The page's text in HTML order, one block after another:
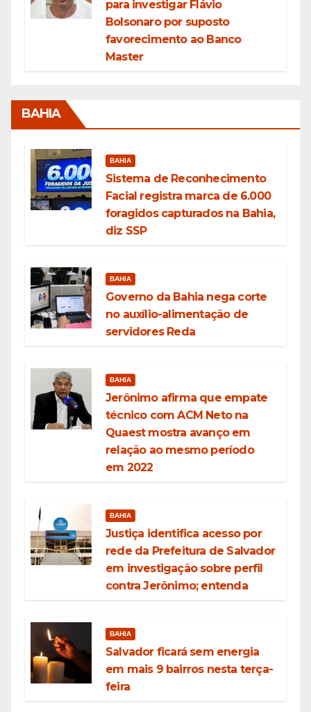
para investigar Flávio
Bolsonaro por suposto
favorecimento ao Banco
Master
BAHIA
BAHIA
Sistema de Reconhecimento
Facial registra marca de 6.000
foragidos capturados na Bahia,
diz SSP
BAHIA
Governo da Bahia nega corte
no auxílio-alimentação de
servidores Reda
BAHIA
Jerônimo afirma que empate
técnico com ACM Neto na
Quaest mostra avanço em
relação ao mesmo período
em 2022
BAHIA
Justiça identifica acesso por
rede da Prefeitura de Salvador
em investigação sobre perfil
contra Jerônimo; entenda
BAHIA
Salvador ficará sem energia
em mais 9 bairros nesta terça-
feira